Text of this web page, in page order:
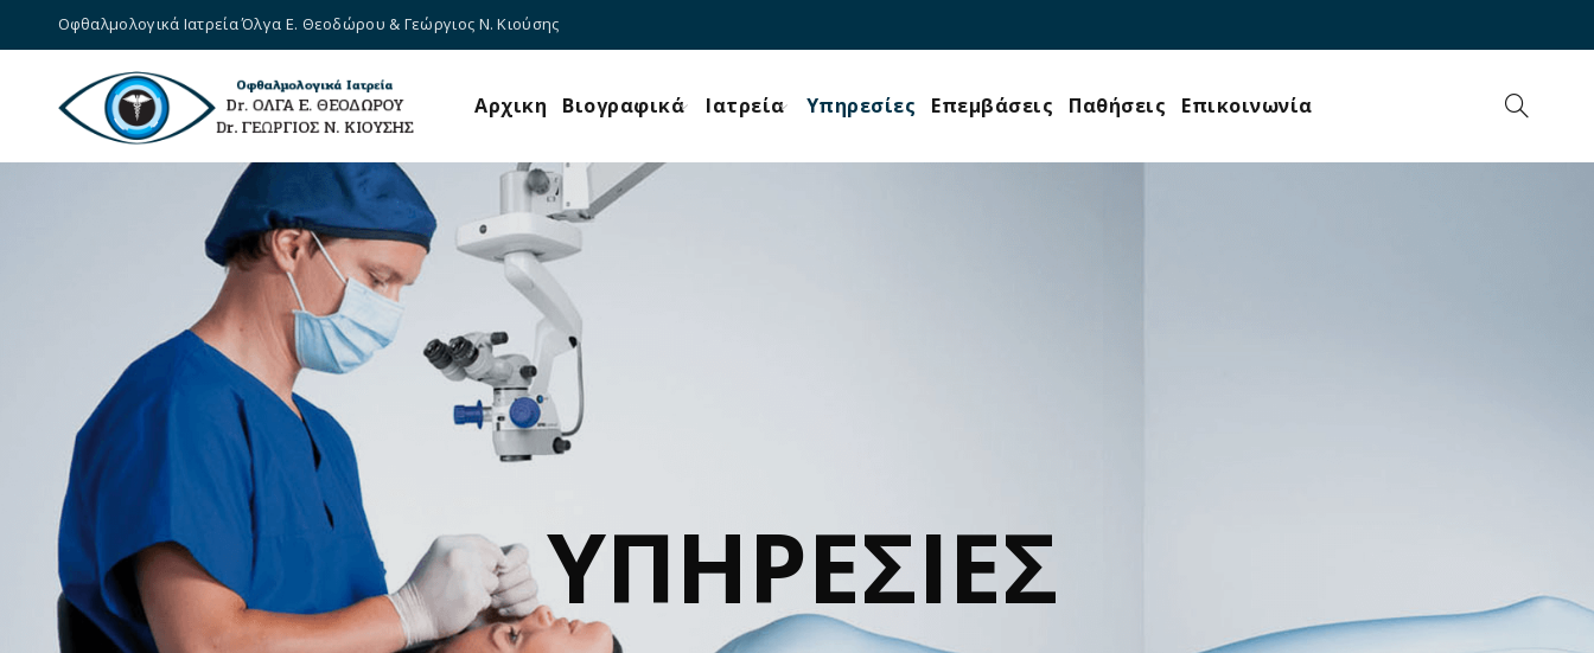
Οφθαλμολογικά Ιατρεία Όλγα Ε. Θεοδώρου & Γεώργιος Ν. Κιούσης
Αρχικη Βιογραφικά Ιατρεία Υπηρεσίες Επεμβάσεις Παθήσεις Επικοινωνία
ΥΠΗΡΕΣΙΕΣ